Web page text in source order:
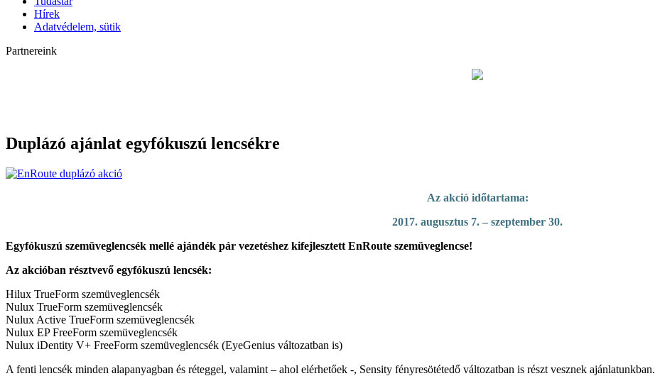
Hírek
Adatvédelem, sütik
Partnereink
Duplázó ajánlat egyfókuszú lencsékre
Az akció időtartama:
2017. augusztus 7. – szeptember 30.
Egyfókuszú szemüveglencsék mellé ajándék pár vezetéshez kifejlesztett EnRoute szemüveglencse!
Az akcióban résztvevő egyfókuszú lencsék:
Hilux TrueForm szemüveglencsék
Nulux TrueForm szemüveglencsék
Nulux Active TrueForm szemüveglencsék
Nulux EP FreeForm szemüveglencsék
Nulux iDentity V+ FreeForm szemüveglencsék (EyeGenius változatban is)
A fenti lencsék minden alapanyagban és réteggel, valamint – ahol elérhetőek -, Sensity fényresötétedő változatban is részt vesznek ajánlatunkban.